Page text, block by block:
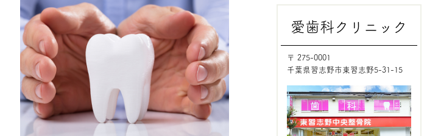
愛歯科クリニック
〒 275-0001
千葉県習志野市東習志野5-31-15